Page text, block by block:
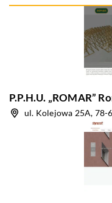
P.P.H.U. „ROMAR”
ul. Kolejowa 25A, 78-